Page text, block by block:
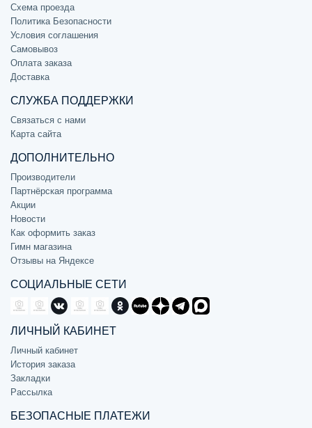
Схема проезда
Политика Безопасности
Условия соглашения
Самовывоз
Оплата заказа
Доставка
СЛУЖБА ПОДДЕРЖКИ
Связаться с нами
Карта сайта
ДОПОЛНИТЕЛЬНО
Производители
Партнёрская программа
Акции
Новости
Как оформить заказ
Гимн магазина
Отзывы на Яндексе
СОЦИАЛЬНЫЕ СЕТИ
ЛИЧНЫЙ КАБИНЕТ
Личный кабинет
История заказа
Закладки
Рассылка
БЕЗОПАСНЫЕ ПЛАТЕЖИ